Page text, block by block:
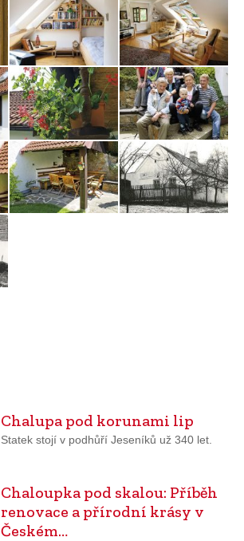
Chalupa pod korunami lip
Statek stojí v podhůří Jeseníků už 340 let.
Chaloupka pod skalou: Příběh
renovace a přírodní krásy v
Českém…